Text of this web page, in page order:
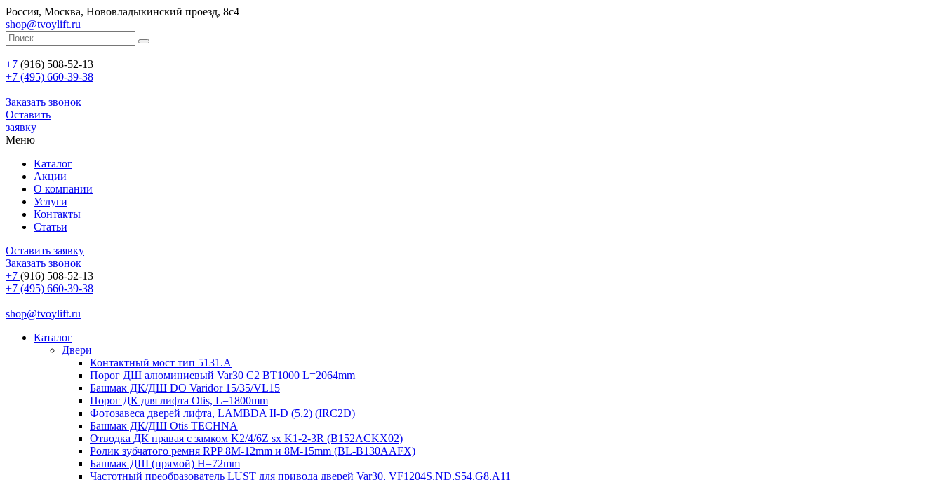
Россия, Москва, Нововладыкинский проезд, 8с4
shop@tvoylift.ru
+7 (916) 508-52-13
+7 (495) 660-39-38
Заказать звонок
Оставить
заявку
Меню
Каталог
Акции
О компании
Услуги
Контакты
Статьи
Оставить заявку
Заказать звонок
+7 (916) 508-52-13
+7 (495) 660-39-38
shop@tvoylift.ru
Каталог
Двери
Контактный мост тип 5131.A
Порог ДШ алюминиевый Var30 C2 BT1000 L=2064mm
Башмак ДК/ДШ DO Varidor 15/35/VL15
Порог ДК для лифта Otis, L=1800mm
Фотозавеса дверей лифта, LAMBDA II-D (5.2) (IRC2D)
Башмак ДК/ДШ Otis TECHNA
Отводка ДК правая с замком K2/4/6Z sx K1-2-3R (B152ACKX02)
Ролик зубчатого ремня RPP 8M-12mm и 8M-15mm (BL-B130AAFX)
Башмак ДШ (прямой) H=72mm
Частотный преобразователь LUST для привода дверей Var30, VF1204S,ND,S54,G8,A11